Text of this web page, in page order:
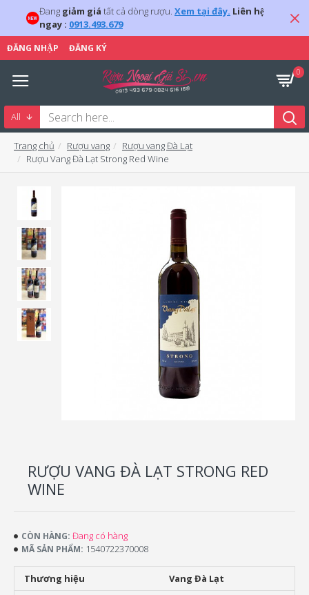
Đang giảm giá tất cả dòng rượu. Xem tại đây. Liên hệ
ngay : 0913.493.679
ĐĂNG NHẬP ĐĂNG KÝ
0
All
Trang chủ Rượu vang
Rượu vang Đà Lạt
Rượu Vang Đà Lạt Strong Red Wine
RƯỢU VANG ĐÀ LẠT STRONG RED
WINE
Thương hiệu
Vang Đà Lạt
CÒN HÀNG: Đang có hàng
MÃ SẢN PHẨM: 1540722370008